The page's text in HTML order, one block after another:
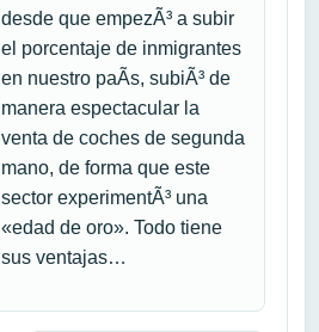
desde que empezÃ³ a subir
el porcentaje de inmigrantes
en nuestro paÃ­s, subiÃ³ de
manera espectacular la
venta de coches de segunda
mano, de forma que este
sector experimentÃ³ una
«edad de oro». Todo tiene
sus ventajas…